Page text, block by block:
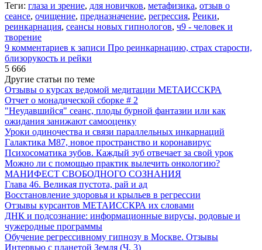
Теги: глаза и зрение, для новичков, метафизика, отзыв о
сеансе, очищение, предназначение, регрессия, Реики,
реинкарнация, сеансы новых гипнологов, ч9 - человек и
творение
9 комментариев к записи Про реинкарнацию, страх старости,
близорукость и рейки
5 666
Другие статьи по теме
Отзывы о курсах ведомой медитации МЕТАИССКРА
Отчет о монадической сборке # 2
"Неудавшийся" сеанс, плоды бурной фантазии или как
ожидания занижают самооценку
Уроки одиночества и связи параллельных инкарнаций
Галактика М87, новое пространство и коронавирус
Психосоматика зубов. Каждый зуб отвечает за свой урок
Можно ли с помощью практик вылечить онкологию?
МАНИФЕСТ СВОБОДНОГО СОЗНАНИЯ
Глава 46. Великая пустота, рай и ад
Восстановление здоровья и крыльев в регрессии
Отзывы курсантов МЕТАИССКРА их словами
ДНК и подсознание: информационные вирусы, родовые и
чужеродные программы
Обучение регрессивному гипнозу в Москве. Отзывы
Интервью с планетой Земля (Ч. 3)